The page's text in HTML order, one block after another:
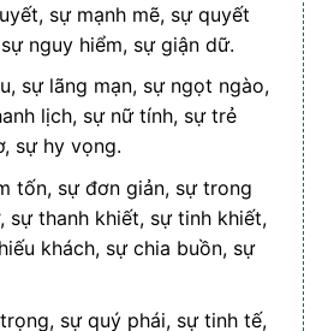
sự mạnh mẽ, sự quyết
nguy hiểm, sự giận dữ.
sự lãng mạn, sự ngọt ngào,
lịch, sự nữ tính, sự trẻ
sự hy vọng.
tốn, sự đơn giản, sự trong
sự thanh khiết, sự tinh khiết,
khách, sự chia buồn, sự
sự quý phái, sự tinh tế,